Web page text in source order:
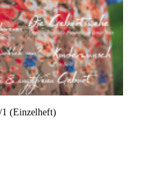
(Einzelheft)